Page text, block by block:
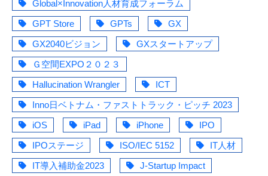
Global×Innovation人材育成フォーラム
GPT Store
GPTs
GX
GX2040ビジョン
GXスタートアップ
Ｇ空間EXPO２０２３
Hallucination Wrangler
ICT
Inno日ベトナム・ファストトラック・ピッチ 2023
iOS
iPad iPhone
IPO
IPOステージ
ISO/IEC 5152
IT人材
IT導入補助金2023
J-Startup Impact